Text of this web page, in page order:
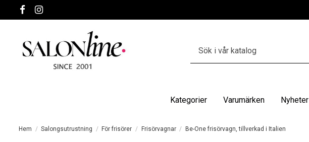
Kategorier Varumärken Nyheter
Hem Salongsutrustning För frisörer Frisörvagnar Be-One frisörvagn, tillverkad i Italien